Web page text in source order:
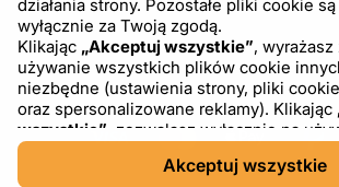
PL USD - US Dollar
działania strony. Pozostałe pliki cookie
wyłącznie za Twoją zgodą.
Klikając „Akceptuj wszystkie”,
używanie wszystkich plików cookie
niezbędne (ustawienia strony, pliki
oraz spersonalizowane reklamy). Klikając
wszystkie” , zezwalasz wyłącznie na
niezbędnych plików cookie. Klikając
, możesz wybrać, które kategorie
Akceptuj wszystkie